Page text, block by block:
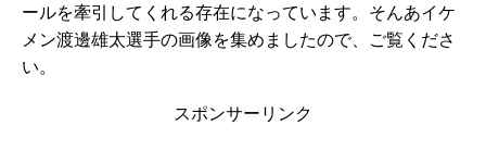
ールを牽引してくれる存在になっています。そんあイケ
メン渡邊雄太選手の画像を集めましたので、ご覧くださ
い。
スポンサーリンク